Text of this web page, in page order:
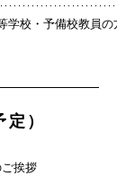
学校・予備校教員の
）
挨拶